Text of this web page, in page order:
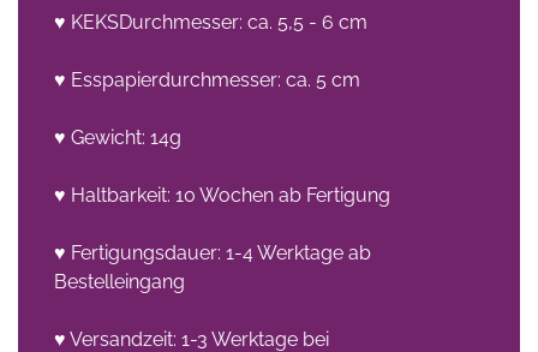
♥ KEKSDurchmesser: ca. 5,5 - 6 cm
♥ Esspapierdurchmesser: ca. 5 cm
♥ Gewicht: 14g
♥ Haltbarkeit: 10 Wochen ab Fertigung
♥ Fertigungsdauer: 1-4 Werktage ab
Bestelleingang
♥ Versandzeit: 1-3 Werktage bei